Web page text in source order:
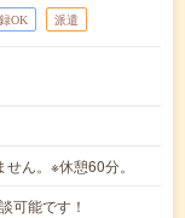
OK 派遣
ん。※休憩60分。
可能です！